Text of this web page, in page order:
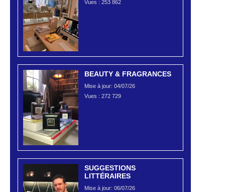
Vues : 253 862
BEAUTY & FRAGRANCES
Mise à jour: 04/07/26
Vues : 272 729
SUGGESTIONS
LITTÉRAIRES
Mise à jour: 06/07/26